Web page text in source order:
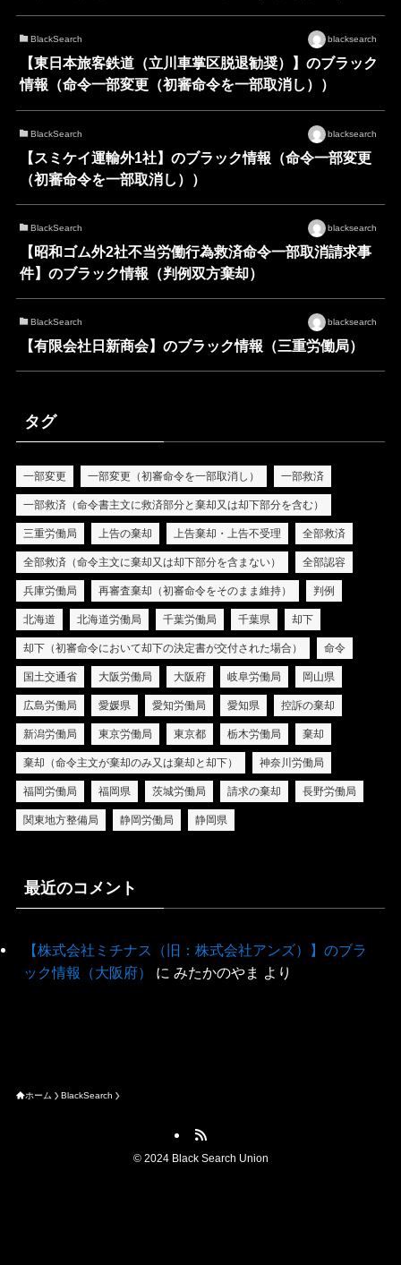
BlackSearch blacksearch
【東日本旅客鉄道（立川車掌区脱退勧奨）】のブラック
情報（命令一部変更（初審命令を一部取消し））
BlackSearch blacksearch
【スミケイ運輸外1社】のブラック情報（命令一部変更
（初審命令を一部取消し））
BlackSearch blacksearch
【昭和ゴム外2社不当労働行為救済命令一部取消請求事
件】のブラック情報（判例双方棄却）
BlackSearch blacksearch
【有限会社日新商会】のブラック情報（三重労働局）
タグ
一部変更 一部変更（初審命令を一部取消し） 一部救済
一部救済（命令書主文に救済部分と棄却又は却下部分を含む）
三重労働局 上告の棄却 上告棄却・上告不受理 全部救済
全部救済（命令主文に棄却又は却下部分を含まない） 全部認容
兵庫労働局 再審査棄却（初審命令をそのまま維持） 判例
北海道 北海道労働局 千葉労働局 千葉県 却下
却下（初審命令において却下の決定書が交付された場合） 命令
国土交通省 大阪労働局 大阪府 岐阜労働局 岡山県
広島労働局 愛媛県 愛知労働局 愛知県 控訴の棄却
新潟労働局 東京労働局 東京都 栃木労働局 棄却
棄却（命令主文が棄却のみ又は棄却と却下） 神奈川労働局
福岡労働局 福岡県 茨城労働局 請求の棄却 長野労働局
関東地方整備局 静岡労働局 静岡県
最近のコメント
【株式会社ミチナス（旧：株式会社アンズ）】のブラ
ック情報（大阪府）
に みたかのやま より
ホーム BlackSearch
©2024 Black Search Union